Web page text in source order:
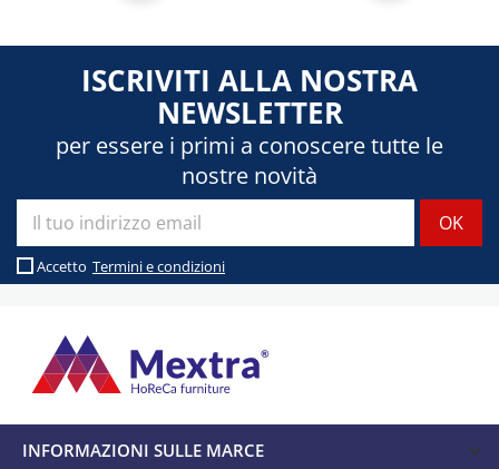
ISCRIVITI ALLA NOSTRA
NEWSLETTER
per essere i primi a conoscere tutte le
nostre novità
Accetto Termini e condizioni
INFORMAZIONI SULLE MARCE